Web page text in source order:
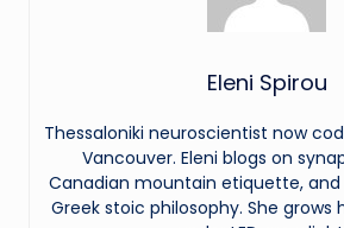
Eleni Spirou
Thessaloniki neuroscientist now
Vancouver. Eleni blogs on
Canadian mountain etiquette,
Greek stoic philosophy. She grows